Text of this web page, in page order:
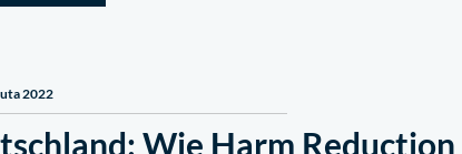
2022
Wie Harm